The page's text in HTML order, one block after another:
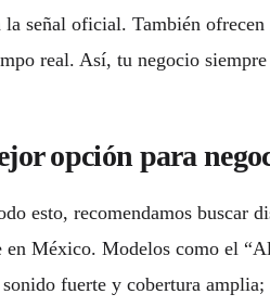
la señal oficial. También
real. Así, tu negocio
opción para
esto, recomendamos
en México. Modelos como el
fuerte y cobertura amplia;